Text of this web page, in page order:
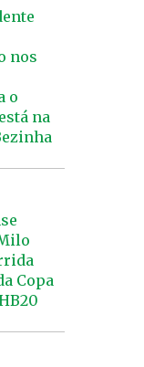
nos
o
na
Copa